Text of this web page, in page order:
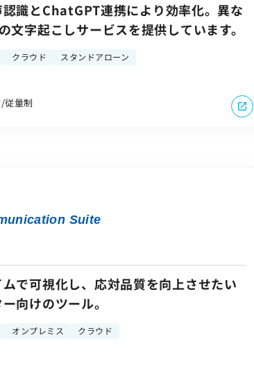
識とChatGPT連携により効率化。異な
文字起こしサービスを提供しています。
クラウド スタンドアローン
従量制
Suite
で可視化し、応対品質を向上させたい
向けのツール。
オンプレミス クラウド